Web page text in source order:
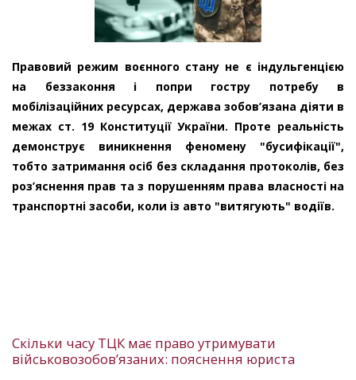
Правовий режим воєнного стану не є індульгенцією
на беззаконня і попри гостру потребу в
мобілізаційних ресурсах, держава зобов’язана діяти в
межах ст. 19 Конституції України. Проте реальність
демонструє виникнення феномену "бусифікації",
тобто затримання осіб без складання протоколів, без
роз’яснення прав та з порушенням права власності на
транспортні засоби, коли із авто "витягують" водіїв.
Скільки часу ТЦК має право утримувати
військовозобовʼязаних: пояснення юриста